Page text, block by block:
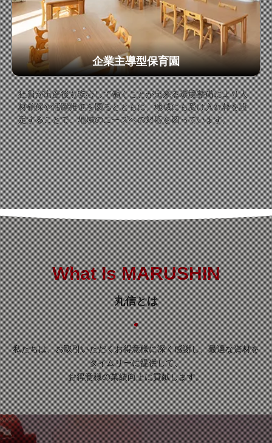
企業主導型保育園
社員が出産後も安心して働くことが出来る環境整備により人
材確保や活躍推進を図るとともに、地域にも受け入れ枠を設
定することで、地域のニーズへの対応を図っています。
What Is MARUSHIN
丸信とは
私たちは、お取引いただくお得意様に深く感謝し、最適な資材を
タイムリーに提供して、
お得意様の業績向上に貢献します。